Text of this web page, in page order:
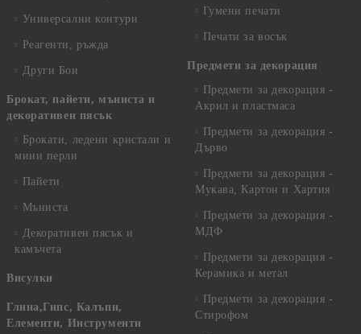
Универсални контури
Реагенти, ръжда
Други Бои
Брокат, пайети, мъниста и
декоративен пясък
Брокати, ледени кристали и
мини перли
Пайети
Мъниста
Декоративен пясък и
камъчета
Висулки
Глина,Гипс, Калъпи,
Елементи, Инструменти
Гумени печати
Печати за восък
Предмети за декорация
Предмети за декорация -
Акрил и пластмаса
Предмети за декорация -
Дърво
Предмети за декорация -
Мукава, Картон и Хартия
Предмети за декорация -
МДФ
Предмети за декорация -
Керамика и метал
Предмети за декорация -
Стирофом